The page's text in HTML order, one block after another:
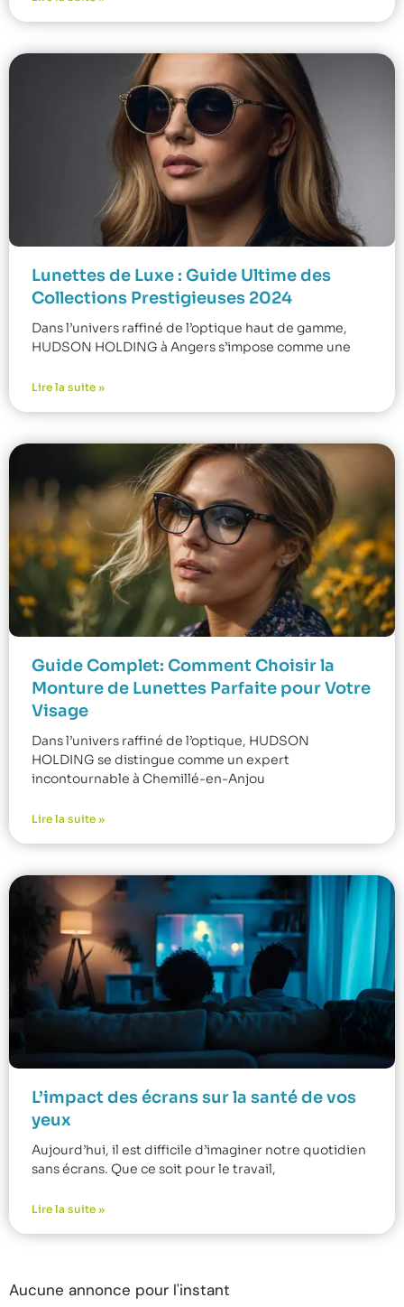
Lunettes de Luxe : Guide Ultime des
Collections Prestigieuses 2024
Dans l’univers raffiné de l’optique haut de gamme,
HUDSON HOLDING à Angers s’impose comme une
Lire la suite »
Guide Complet: Comment Choisir la
Monture de Lunettes Parfaite pour Votre
Visage
Dans l’univers raffiné de l’optique, HUDSON
HOLDING se distingue comme un expert
incontournable à Chemillé-en-Anjou
Lire la suite »
L’impact des écrans sur la santé de vos
yeux
Aujourd’hui, il est difficile d’imaginer notre quotidien
sans écrans. Que ce soit pour le travail,
Lire la suite »
Aucune annonce pour l'instant